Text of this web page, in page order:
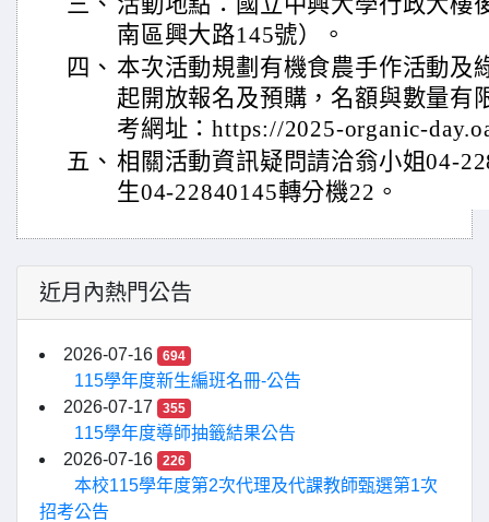
南區興大路145號）。
四、 本次活動規劃有機食農手作活動及
起開放報名及預購，名額與數量有
考網址：https://2025-organic-
五、 相關活動資訊疑問請洽翁小姐04-
生04-22840145轉分機22。
近月內熱門公告
2026-07-16 694
115學年度新生編班名冊-公告
2026-07-17
355
115學年度導師抽籤結果公告
2026-07-16
226
本校115學年度第2次代理及代課教師甄選第1次
招考公告